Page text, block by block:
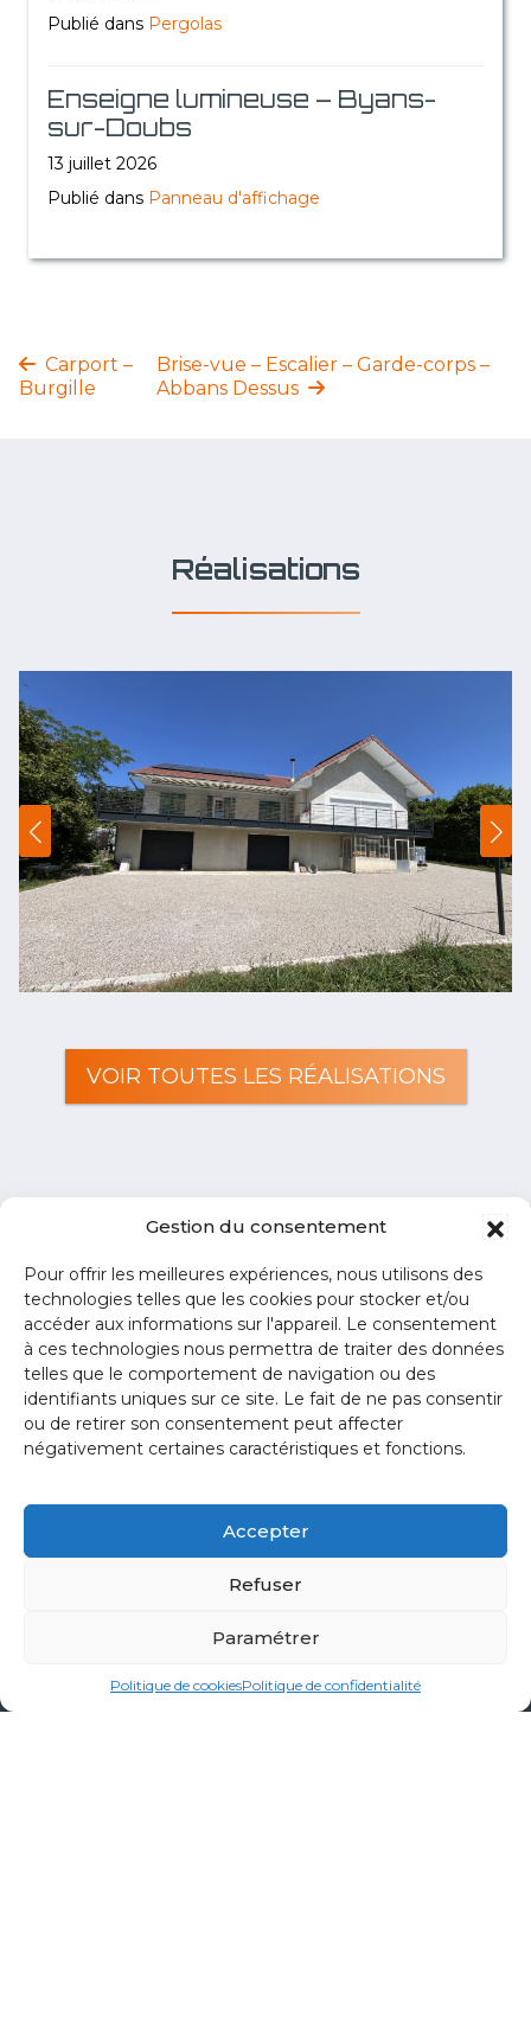
Gestion du consentement
Pour offrir les meilleures expériences, nous utilisons des
technologies telles que les cookies pour stocker et/ou
accéder aux informations sur l'appareil. Le consentement
à ces technologies nous permettra de traiter des données
telles que le comportement de navigation ou des
identifiants uniques sur ce site. Le fait de ne pas consentir
ou de retirer son consentement peut affecter
négativement certaines caractéristiques et fonctions.
Accepter
Refuser
Paramétrer
Politique de cookiesPolitique de confidentialité
Publié dans Pergolas
Enseigne lumineuse – Byans-
sur-Doubs
13 juillet 2026
Publié dans Panneau d'affichage
Carport –
Burgille
Brise-vue – Escalier – Garde-corps –
Abbans Dessus
Réalisations
VOIR TOUTES LES RÉALISATIONS
- 25440Quingey
contact@creakub.fr